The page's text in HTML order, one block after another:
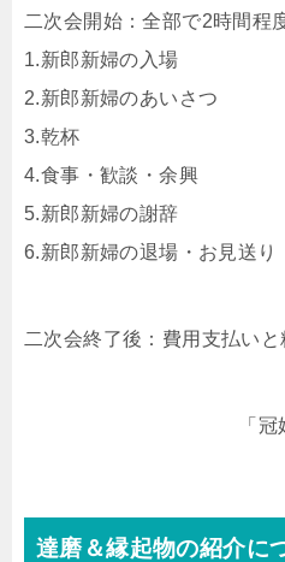
二次会開始：全部で2時間程
1.新郎新婦の入場
2.新郎新婦のあいさつ
3.乾杯
4.食事・歓談・余興
5.新郎新婦の謝辞
6.新郎新婦の退場・お見送り
二次会終了後：費用支払いと
「
達磨＆縁起物の紹介に